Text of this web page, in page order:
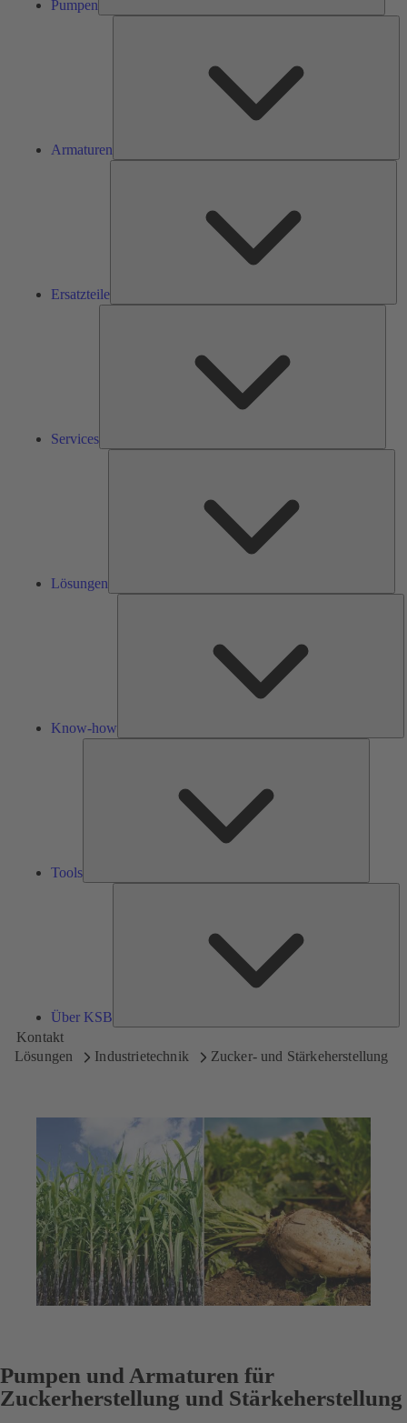
Pumpen
Armaturen
Ersatzteile
Services
Lösungen
Know-how
Tools
Über KSB
Kontakt
Lösungen
Industrietechnik Zucker- und Stärkeherstellung
Pumpen und Armaturen für
Zuckerherstellung und Stärkeherstellung